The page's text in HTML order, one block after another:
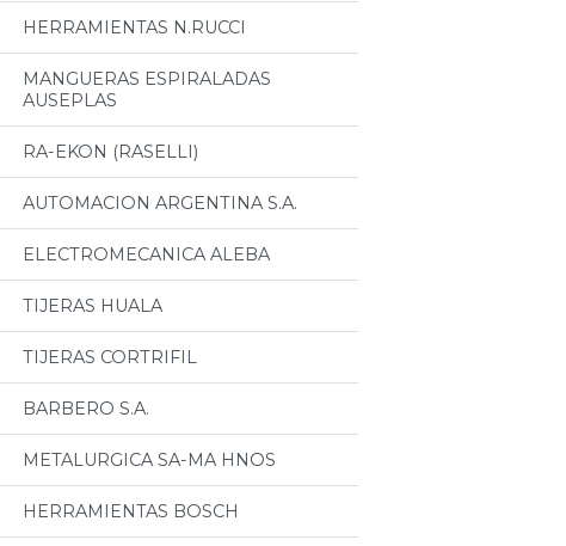
HERRAMIENTAS N.RUCCI
MANGUERAS ESPIRALADAS
AUSEPLAS
RA-EKON (RASELLI)
AUTOMACION ARGENTINA S.A.
ELECTROMECANICA ALEBA
TIJERAS HUALA
TIJERAS CORTRIFIL
BARBERO S.A.
METALURGICA SA-MA HNOS
HERRAMIENTAS BOSCH